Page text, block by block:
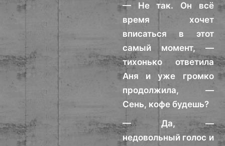
— Не так. Он всё
время хочет
вписаться в этот
самый момент, —
тихонько ответила
Аня и уже громко
продолжила, —
Сень, кофе будешь?
— Да, —
недовольный голос и